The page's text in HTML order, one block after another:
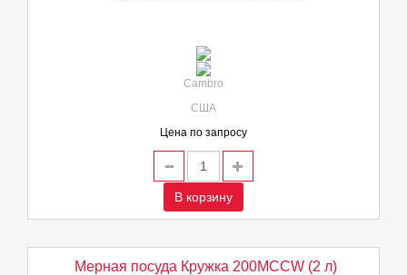
Cambro
США
Цена по запросу
В корзину
Мерная посуда Кружка 200MCCW (2 л)